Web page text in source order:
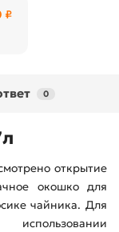
₽
0
открытие
окошко для
чайника. Для